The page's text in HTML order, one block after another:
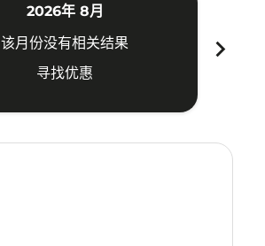
2026年 8月
该月份没有相关结果
寻找优惠
chevron_right